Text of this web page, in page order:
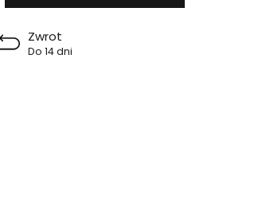
Zwrot
Do 14 dni